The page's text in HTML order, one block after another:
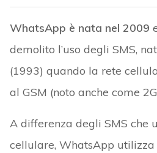
WhatsApp è nata nel 2009
demolito l’uso degli SMS,
(1993) quando la rete
al GSM (noto anche come
A differenza degli SMS che
cellulare, WhatsApp